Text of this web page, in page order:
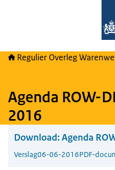
Regulier Overleg
Agenda ROW-
2016
Download: Agenda
Verslag06-06-2016PDF-